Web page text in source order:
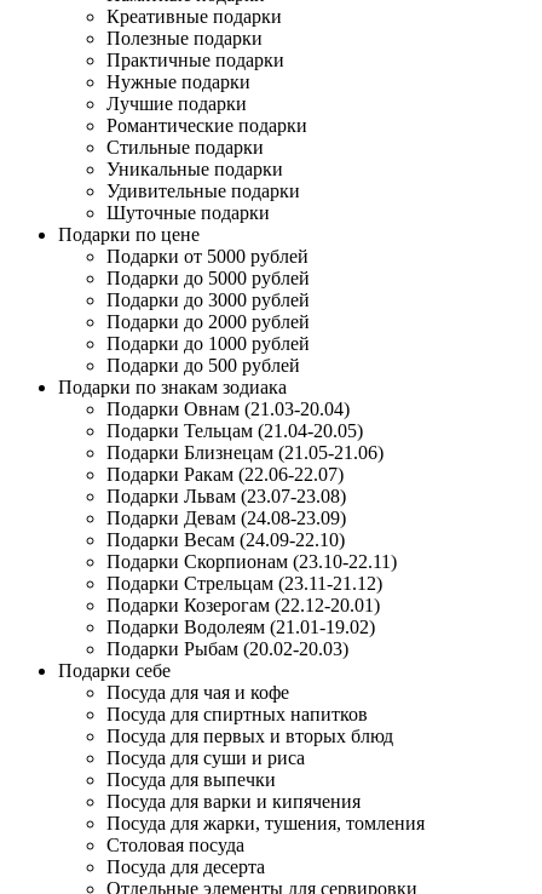
Креативные подарки
Полезные подарки
Практичные подарки
Нужные подарки
Лучшие подарки
Романтические подарки
Стильные подарки
Уникальные подарки
Удивительные подарки
Шуточные подарки
Подарки по цене
Подарки от 5000 рублей
Подарки до 5000 рублей
Подарки до 3000 рублей
Подарки до 2000 рублей
Подарки до 1000 рублей
Подарки до 500 рублей
Подарки по знакам зодиака
Подарки Овнам (21.03-20.04)
Подарки Тельцам (21.04-20.05)
Подарки Близнецам (21.05-21.06)
Подарки Ракам (22.06-22.07)
Подарки Львам (23.07-23.08)
Подарки Девам (24.08-23.09)
Подарки Весам (24.09-22.10)
Подарки Скорпионам (23.10-22.11)
Подарки Стрельцам (23.11-21.12)
Подарки Козерогам (22.12-20.01)
Подарки Водолеям (21.01-19.02)
Подарки Рыбам (20.02-20.03)
Подарки себе
Посуда для чая и кофе
Посуда для спиртных напитков
Посуда для первых и вторых блюд
Посуда для суши и риса
Посуда для выпечки
Посуда для варки и кипячения
Посуда для жарки, тушения, томления
Столовая посуда
Посуда для десерта
Отдельные элементы для сервировки